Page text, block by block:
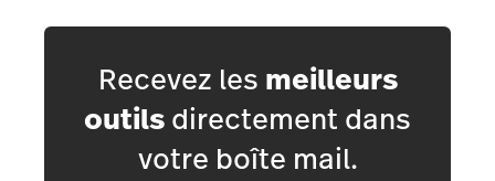
Recevez les meilleurs
outilsdirectement dans
votre boîte mail.